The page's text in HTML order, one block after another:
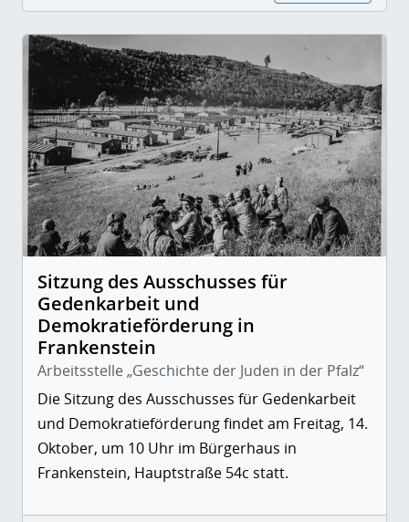
Sitzung des Ausschusses für
Gedenkarbeit und
Demokratieförderung in
Frankenstein
Arbeitsstelle „Geschichte der Juden in der Pfalz“
Die Sitzung des Ausschusses für Gedenkarbeit
und Demokratieförderung findet am Freitag, 14.
Oktober, um 10 Uhr im Bürgerhaus in
Frankenstein, Hauptstraße 54c statt.